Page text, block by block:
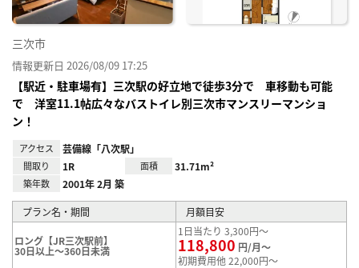
三次市
情報更新日 2026/08/09 17:25
【駅近・駐車場有】三次駅の好立地で徒歩3分で 車移動も可能
で 洋室11.1帖広々なバストイレ別三次市マンスリーマンショ
ン！
アクセス 芸備線「八次駅」
間取り 1R 面積 31.71m²
築年数 2001年 2月 築
プラン名・期間 月額目安
ロング【JR三次駅前】
30日以上～360日未満
1日当たり 3,300円～
118,800 円/月～
初期費用他 22,000円～